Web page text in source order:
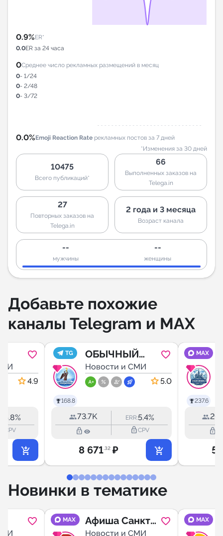
0.9%ER*
0.0ER за 24 часа
0Среднее число рекламных размещений в месяц
0- 1/24
0- 2/48
0- 3/72
0.0%Emoji Reaction Rate рекламных постов за 7 дней
*Изменения за 30 дней
10475
Всего публикаций*
66
Выполненных заказов на
Telega.in
27
Повторных заказов на
Telega.in
2 года и 3 месяца
Возраст канала
--
мужчины
--
женщины
Добавьте похожие
каналы Telegram и MAX
и
4.9
5.8%
CPV
TG
168.8
ОБЫЧНЫЙ
СТАВРОПОЛЬ
Новости и СМИ
5.0
73.7K ERR:5.4%
lock_outline lock_outlineCPV
8 671.32 ₽
MAX
237.6
lock_outline
5
Новинки в тематике
MAX
Афиша Санкт-
Новости и СМИ
MAX